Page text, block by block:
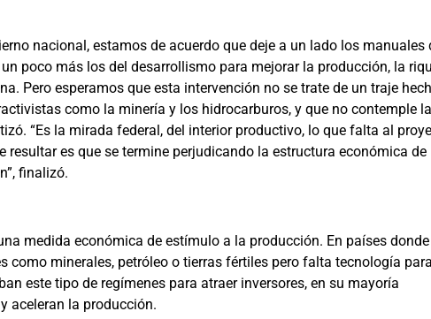
nacional, estamos de acuerdo que deje a un lado los manuales
poco más los del desarrollismo para mejorar la producción, la
Pero esperamos que esta intervención no se trate de un traje
como la minería y los hidrocarburos, y que no contemple la
“Es la mirada federal, del interior productivo, lo que falta al
resultar es que se termine perjudicando la estructura económica de
finalizó.
medida económica de estímulo a la producción. En países
como minerales, petróleo o tierras fértiles pero falta tecnología
este tipo de regímenes para atraer inversores, en su mayoría
aceleran la producción.